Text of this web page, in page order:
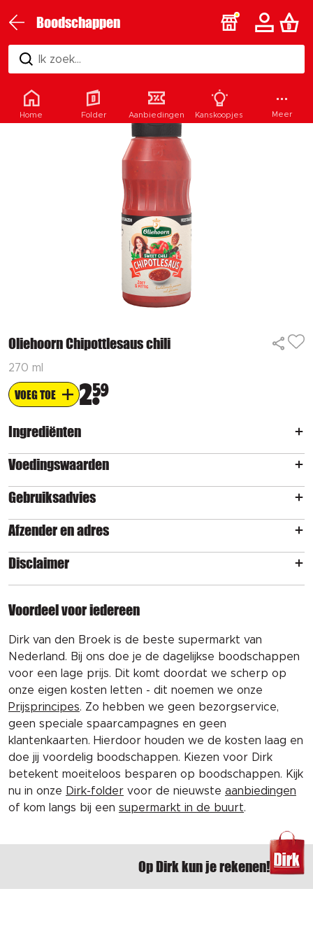
Boodschappen
Ik zoek...
Oliehoorn Chipottlesaus chili
270 ml
VOEG TOE 259
Ingrediënten
Voedingswaarden
Gebruiksadvies
Afzender en adres
Disclaimer
Voordeel voor iedereen
Dirk van den Broek is de beste supermarkt van
Nederland. Bij ons doe je de dagelijkse boodschappen
voor een lage prijs. Dit komt doordat we scherp op
onze eigen kosten letten - dit noemen we onze
Prijsprincipes. Zo hebben we geen bezorgservice,
geen speciale spaarcampagnes en geen
klantenkaarten. Hierdoor houden we de kosten laag en
doe jij voordelig boodschappen. Kiezen voor Dirk
betekent moeiteloos besparen op boodschappen. Kijk
nu in onze Dirk-folder voor de nieuwste aanbiedingen
of kom langs bij een supermarkt in de buurt.
Op Dirk kun je rekenen!
Home Folder Aanbiedingen Kanskoopjes Meer